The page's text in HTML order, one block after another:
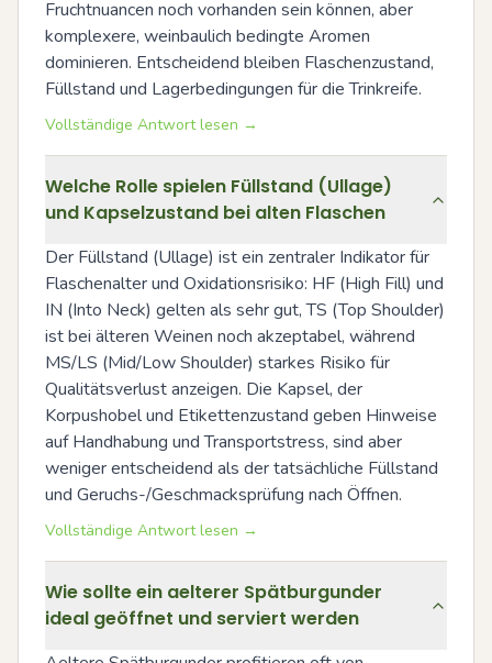
Fruchtnuancen noch vorhanden sein können, aber
komplexere, weinbaulich bedingte Aromen
dominieren. Entscheidend bleiben Flaschenzustand,
Füllstand und Lagerbedingungen für die Trinkreife.
Vollständige Antwort lesen →
Welche Rolle spielen Füllstand (Ullage)
und Kapselzustand bei alten Flaschen
Der Füllstand (Ullage) ist ein zentraler Indikator für
Flaschenalter und Oxidationsrisiko: HF (High Fill) und
IN (Into Neck) gelten als sehr gut, TS (Top Shoulder)
ist bei älteren Weinen noch akzeptabel, während
MS/LS (Mid/Low Shoulder) starkes Risiko für
Qualitätsverlust anzeigen. Die Kapsel, der
Korpushobel und Etikettenzustand geben Hinweise
auf Handhabung und Transportstress, sind aber
weniger entscheidend als der tatsächliche Füllstand
und Geruchs-/Geschmacksprüfung nach Öffnen.
Vollständige Antwort lesen →
Wie sollte ein aelterer Spätburgunder
ideal geöffnet und serviert werden